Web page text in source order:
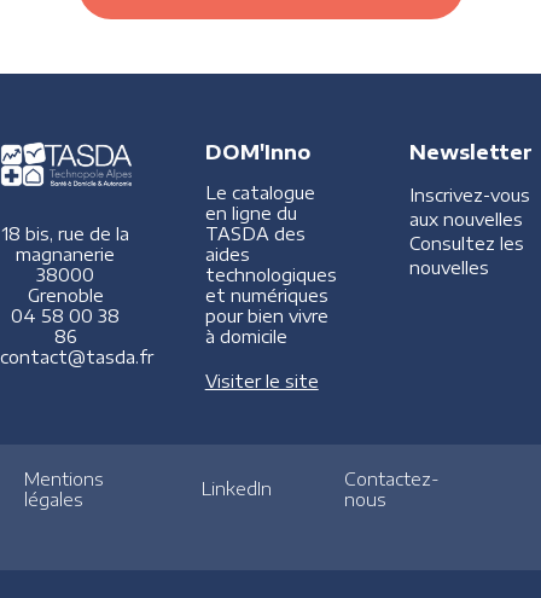
18 bis, rue de la
magnanerie
38000
Grenoble
04 58 00 38
86
contact@tasda.fr
DOM'Inno
Le catalogue
en ligne du
TASDA des
aides
technologiques
et numériques
pour bien vivre
à domicile
Visiter le site
Newsletter
Inscrivez-vous
aux nouvelles
Consultez les
nouvelles
Mentions
légales
LinkedIn
Contactez-
nous